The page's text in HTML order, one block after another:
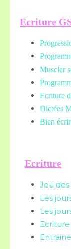
Ecriture
Muscler
Ecriture
Dictées
Bien
Ecriture
Jeu
Les
Les